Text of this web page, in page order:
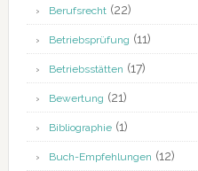
Berufsrecht(22)
Betriebsprüfung (11)
Betriebsstätten (17)
Bewertung (21)
Bibliographie(1)
Buch-Empfehlungen (12)